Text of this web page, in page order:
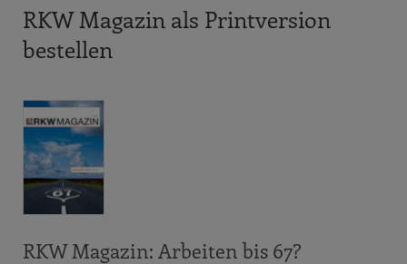
RKW Magazin als Printversion
bestellen
RKW Magazin: Arbeiten bis 67?